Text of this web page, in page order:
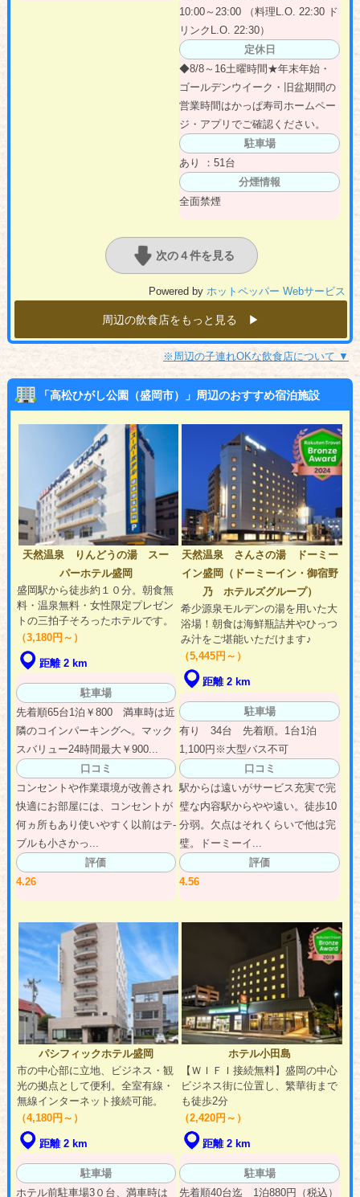
10:00～23:00 （料理L.O. 22:30 ド
リンクL.O. 22:30）
定休日
◆8/8～16土曜時間★年末年始・
ゴールデンウイーク・旧盆期間の
営業時間はかっぱ寿司ホームペー
ジ・アプリでご確認ください。
駐車場
あり ：51台
分煙情報
全面禁煙
次の４件を見る
Powered byホットペッパー Webサービス
周辺の飲食店をもっと見る ▶︎
※周辺の子連れOKな飲食店について ▼
「高松ひがし公園（盛岡市）」周辺のおすすめ宿泊施設
天然温泉 りんどうの湯 スー
パーホテル盛岡
盛岡駅から徒歩約１０分。朝食無
料・温泉無料・女性限定プレゼン
トの三拍子そろったホテルです。
（3,180円～）
距離 2 km
駐車場
先着順65台1泊￥800 満車時は近
隣のコインパーキングへ。マック
スバリュー24時間最大￥900...
口コミ
コンセントや作業環境が改善され
快適にお部屋には、コンセントが
何ヵ所もあり使いやすく以前はテ-
ブルも小さかっ...
評価
4.26
天然温泉 さんさの湯 ドーミー
イン盛岡（ドーミーイン・御宿野
乃 ホテルズグループ）
希少源泉モルデンの湯を用いた大
浴場！朝食は海鮮瓶詰丼やひっつ
み汁をご堪能いただけます♪
（5,445円～）
距離 2 km
駐車場
有り 34台 先着順。1台1泊
1,100円※大型バス不可
口コミ
駅からは遠いがサービス充実で完
璧な内容駅からやや遠い。徒歩10
分弱。欠点はそれくらいで他は完
璧。ドーミーイ...
評価
4.56
パシフィックホテル盛岡
市の中心部に立地、ビジネス・観
光の拠点として便利。全室有線・
無線インターネット接続可能。
（4,180円～）
距離 2 km
駐車場
ホテル前駐車場3０台、満車時は
ホテル小田島
【ＷＩＦＩ接続無料】盛岡の中心
ビジネス街に位置し、繁華街まで
も徒歩2分
（2,420円～）
距離 2 km
駐車場
先着順40台迄 1泊880円（税込）